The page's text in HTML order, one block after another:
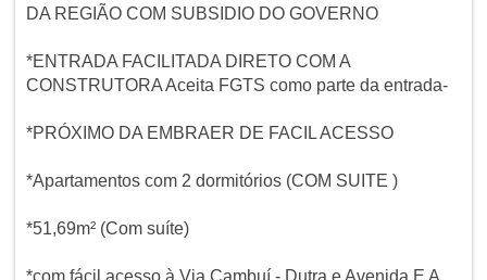
DA REGIÃO COM SUBSIDIO DO GOVERNO
*ENTRADA FACILITADA DIRETO COM A
CONSTRUTORA Aceita FGTS como parte da entrada-
*PRÓXIMO DA EMBRAER DE FACIL ACESSO
*Apartamentos com 2 dormitórios (COM SUITE )
*51,69m² (Com suíte)
*com fácil acesso à Via Cambuí - Dutra e Avenida E A